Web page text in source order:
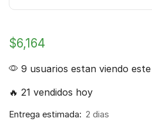
$6,164
9 usuarios estan viendo
🔥 21 vendidos hoy
Entrega estimada: 2 dias